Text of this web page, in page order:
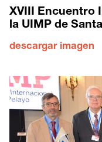
XVIII Encuentro
la UIMP de
descargar imagen